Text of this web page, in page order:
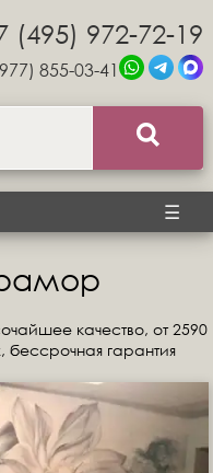
(495) 972-72-19
855-03-41
☰
качество, от 2590
гарантия